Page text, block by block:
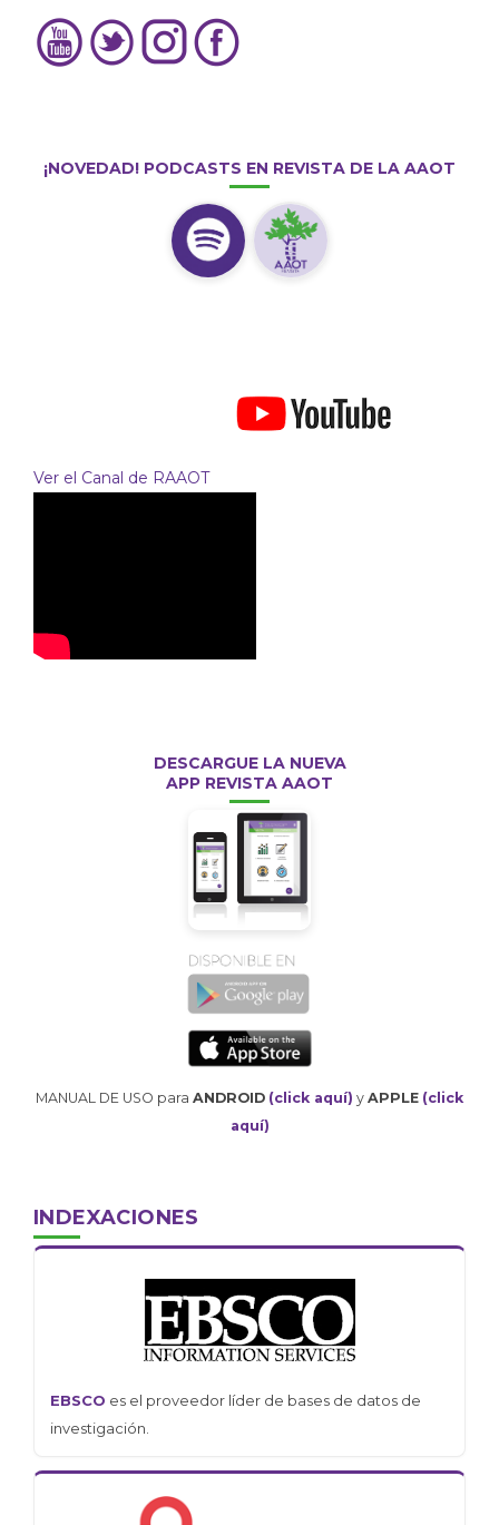
¡NOVEDAD! PODCASTS EN REVISTA DE LA AAOT
Ver el Canal de RAAOT
DESCARGUE LA NUEVA
APP REVISTA AAOT
MANUAL DE USO para ANDROID (click aquí) y APPLE (click
aquí)
INDEXACIONES
EBSCO es el proveedor líder de bases de datos de
investigación.